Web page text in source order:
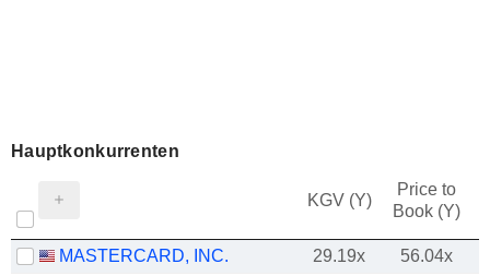
Hauptkonkurrenten
KGV (Y)
Price to
Book (Y)
MASTERCARD, INC. 29.19x
56.04x